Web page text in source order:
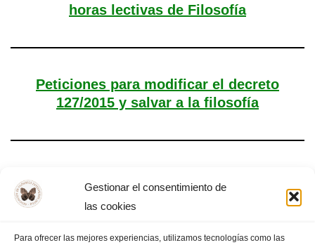
Gestionar el consentimiento de
las cookies
Para ofrecer las mejores experiencias, utilizamos tecnologías como las
horas lectivas de Filosofía
Peticiones para modificar el decreto
127/2015 y salvar a la filosofía